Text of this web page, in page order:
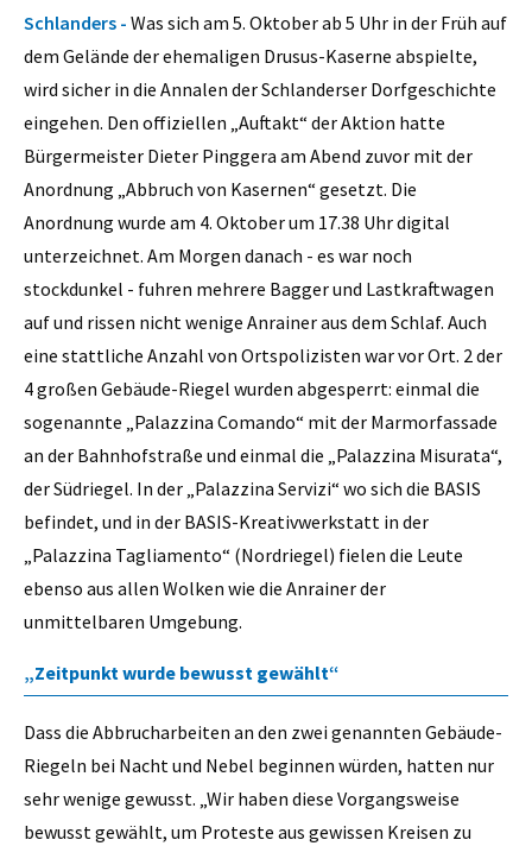
Schlanders - Was sich am 5. Oktober ab 5 Uhr in der Früh auf
dem Gelände der ehemaligen Drusus-Kaserne abspielte,
wird sicher in die Annalen der Schlanderser Dorfgeschichte
eingehen. Den offiziellen „Auftakt“ der Aktion hatte
Bürgermeister Dieter Pinggera am Abend zuvor mit der
Anordnung „Abbruch von Kasernen“ gesetzt. Die
Anordnung wurde am 4. Oktober um 17.38 Uhr digital
unterzeichnet. Am Morgen danach - es war noch
stockdunkel - fuhren mehrere Bagger und Lastkraftwagen
auf und rissen nicht wenige Anrainer aus dem Schlaf. Auch
eine stattliche Anzahl von Ortspolizisten war vor Ort. 2 der
4 großen Gebäude-Riegel wurden abgesperrt: einmal die
sogenannte „Palazzina Comando“ mit der Marmorfassade
an der Bahnhofstraße und einmal die „Palazzina Misurata“,
der Südriegel. In der „Palazzina Servizi“ wo sich die BASIS
befindet, und in der BASIS-Kreativwerkstatt in der
„Palazzina Tagliamento“ (Nordriegel) fielen die Leute
ebenso aus allen Wolken wie die Anrainer der
unmittelbaren Umgebung.
„Zeitpunkt wurde bewusst gewählt“
Dass die Abbrucharbeiten an den zwei genannten Gebäude-
Riegeln bei Nacht und Nebel beginnen würden, hatten nur
sehr wenige gewusst. „Wir haben diese Vorgangsweise
bewusst gewählt, um Proteste aus gewissen Kreisen zu